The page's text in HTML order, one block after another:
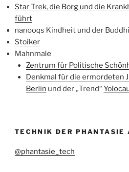
Star Trek, die Borg und die
führt
nanooqs Kindheit und der
Stoiker
Mahnmale
Zentrum für Politische
Denkmal für die ermordeten
Berlin und der „Trend“
TECHNIK DER PHANTASIE
@phantasie_tech